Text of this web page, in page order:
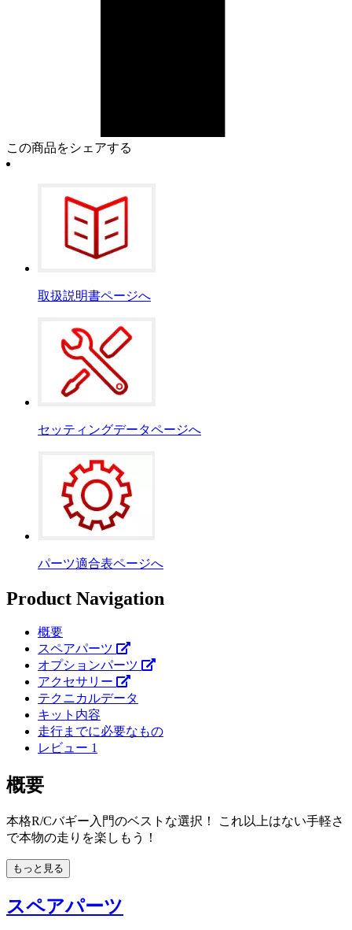
この商品をシェアする
取扱説明書ページへ
セッティングデータページへ
パーツ適合表ページへ
Product Navigation
概要
スペアパーツ
オプションパーツ
アクセサリー
テクニカルデータ
キット内容
走行までに必要なもの
レビュー 1
概要
本格R/Cバギー入門のベストな選択！ これ以上はない手軽さ
で本物の走りを楽しもう！
もっと見る
スペアパーツ